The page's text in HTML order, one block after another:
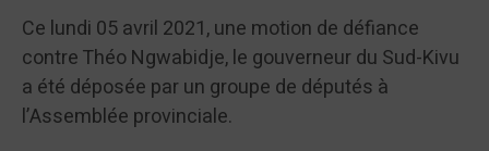
Ce lundi 05 avril 2021, une motion de défiance
contre Théo Ngwabidje, le gouverneur du Sud-Kivu
a été déposée par un groupe de députés à
l’Assemblée provinciale.